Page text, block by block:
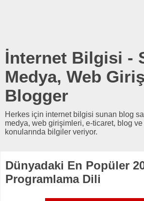
İnternet Bilgisi -
Medya, Web
Blogger
Herkes için internet bilgisi sunan blog
medya, web girişimleri, e-ticaret, blog ve
konularında bilgiler veriyor.
Dünyadaki En Popüler
Programlama Dili